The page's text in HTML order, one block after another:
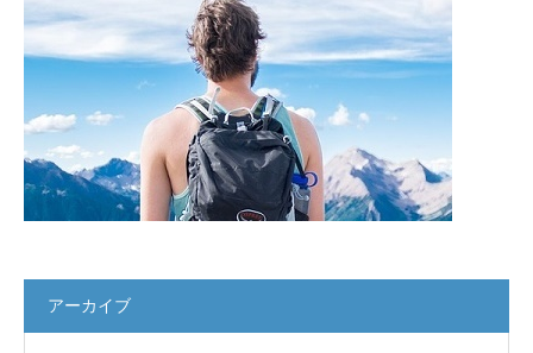
アーカイブ